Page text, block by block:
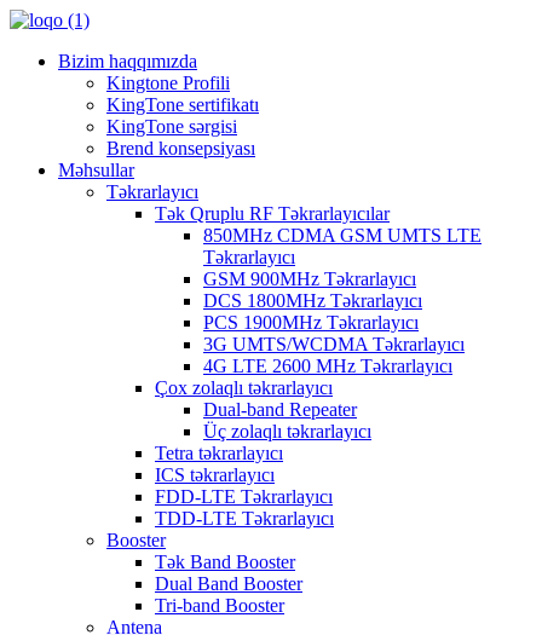
Bizim haqqımızda
Kingtone Profili
KingTone sertifikatı
KingTone sərgisi
Brend konsepsiyası
Məhsullar
Təkrarlayıcı
Tək Qruplu RF Təkrarlayıcılar
850MHz CDMA GSM UMTS LTE
Təkrarlayıcı
GSM 900MHz Təkrarlayıcı
DCS 1800MHz Təkrarlayıcı
PCS 1900MHz Təkrarlayıcı
3G UMTS/WCDMA Təkrarlayıcı
4G LTE 2600 MHz Təkrarlayıcı
Çox zolaqlı təkrarlayıcı
Dual-band Repeater
Üç zolaqlı təkrarlayıcı
Tetra təkrarlayıcı
ICS təkrarlayıcı
FDD-LTE Təkrarlayıcı
TDD-LTE Təkrarlayıcı
Booster
Tək Band Booster
Dual Band Booster
Tri-band Booster
Antena